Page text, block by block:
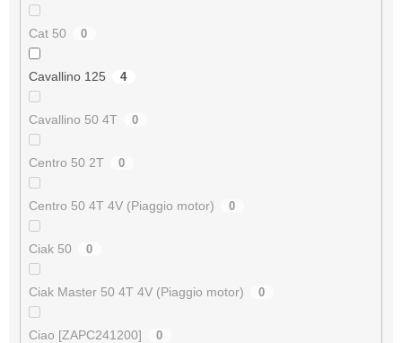
Cat 50 0
Cavallino 125 4
Cavallino 50 4T 0
Centro 50 2T 0
Centro 50 4T 4V (Piaggio motor) 0
Ciak 50 0
Ciak Master 50 4T 4V (Piaggio motor) 0
Ciao [ZAPC241200] 0